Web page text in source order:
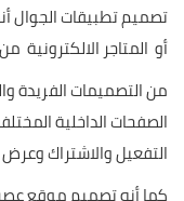
تصميم تطبيقات الجوال
أو المتاجر الالكترونية
من التصميمات الفريدة
الصفحات الداخلية
التفعيل والاشتراك